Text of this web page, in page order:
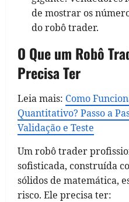
de mostrar os
do robô trader.
O Que um Robô
Precisa Ter
Leia mais: Como
Quantitativo? Passo a
Validação e Teste
Um robô trader
sofisticada, construída
sólidos de matemática,
risco. Ele precisa ter: